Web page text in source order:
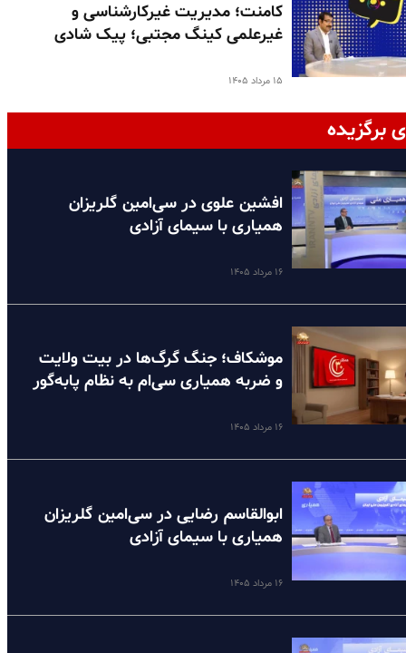
کامنت؛ مدیریت غیرکارشناسی و
غیرعلمی کینگ مجتبی؛ پیک شادی
۱۵ مرداد ۱۴۰۵
برگزیده
افشین علوی در سی‌امین گلریزان
همیاری با سیمای آزادی
۱۶ مرداد ۱۴۰۵
موشکاف؛ جنگ گرگ‌ها در بیت ولایت
و ضربه همیاری سی‌ام به نظام پا‌به‌گور
۱۶ مرداد ۱۴۰۵
ابوالقاسم رضایی در سی‌امین گلریزان
همیاری با سیمای آزادی
۱۶ مرداد ۱۴۰۵